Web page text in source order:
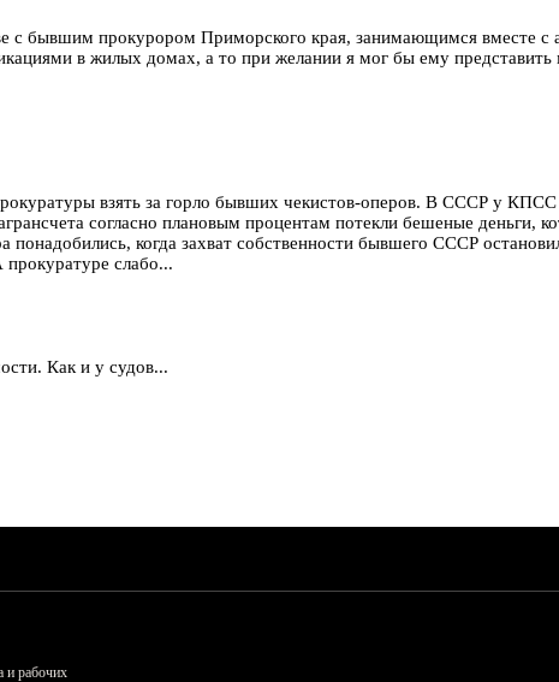
с бывшим прокурором Приморского края, занимающимся вместе
в жилых домах, а то при желании я мог бы ему
взять за горло бывших чекистов-оперов. В СССР у КПСС
согласно плановым процентам потекли бешеные деньги,
когда захват собственности бывшего СССР
слабо...
Как и у судов...
и рабочих